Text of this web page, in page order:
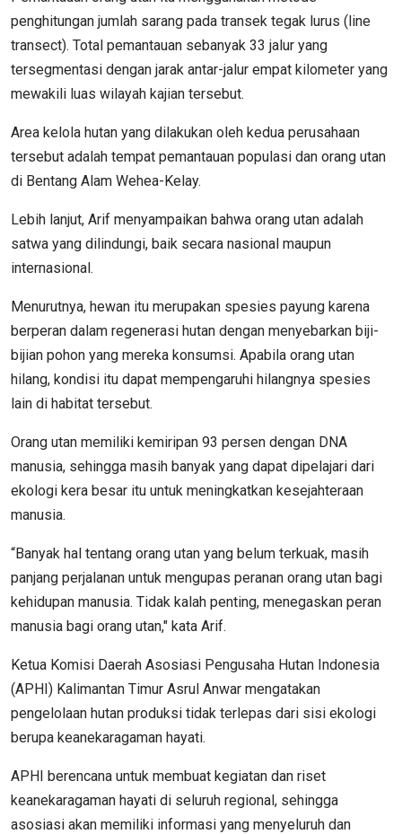
penghitungan jumlah sarang pada transek tegak lurus (line
transect). Total pemantauan sebanyak 33 jalur yang
tersegmentasi dengan jarak antar-jalur empat kilometer yang
mewakili luas wilayah kajian tersebut.
Area kelola hutan yang dilakukan oleh kedua perusahaan
tersebut adalah tempat pemantauan populasi dan orang utan
di Bentang Alam Wehea-Kelay.
Lebih lanjut, Arif menyampaikan bahwa orang utan adalah
satwa yang dilindungi, baik secara nasional maupun
internasional.
Menurutnya, hewan itu merupakan spesies payung karena
berperan dalam regenerasi hutan dengan menyebarkan biji-
bijian pohon yang mereka konsumsi. Apabila orang utan
hilang, kondisi itu dapat mempengaruhi hilangnya spesies
lain di habitat tersebut.
Orang utan memiliki kemiripan 93 persen dengan DNA
manusia, sehingga masih banyak yang dapat dipelajari dari
ekologi kera besar itu untuk meningkatkan kesejahteraan
manusia.
“Banyak hal tentang orang utan yang belum terkuak, masih
panjang perjalanan untuk mengupas peranan orang utan bagi
kehidupan manusia. Tidak kalah penting, menegaskan peran
manusia bagi orang utan," kata Arif.
Ketua Komisi Daerah Asosiasi Pengusaha Hutan Indonesia
(APHI) Kalimantan Timur Asrul Anwar mengatakan
pengelolaan hutan produksi tidak terlepas dari sisi ekologi
berupa keanekaragaman hayati.
APHI berencana untuk membuat kegiatan dan riset
keanekaragaman hayati di seluruh regional, sehingga
asosiasi akan memiliki informasi yang menyeluruh dan